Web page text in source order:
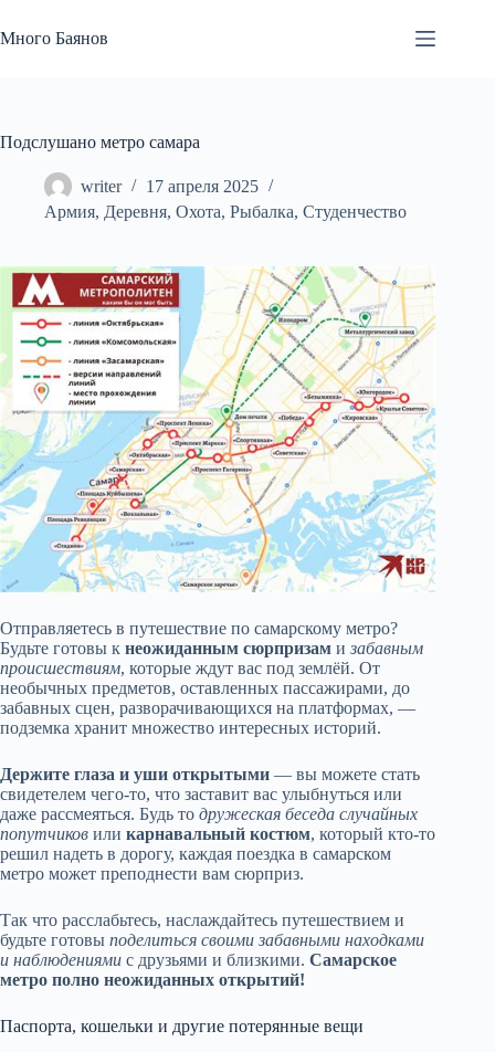
к
сути
Много Баянов
Подслушано метро самара
writer
17 апреля 2025
Армия, Деревня, Охота, Рыбалка, Студенчество
Отправляетесь в путешествие по самарскому метро?
Будьте готовы к неожиданным сюрпризам и забавным
происшествиям, которые ждут вас под землёй. От
необычных предметов, оставленных пассажирами, до
забавных сцен, разворачивающихся на платформах, —
подземка хранит множество интересных историй.
Держите глаза и уши открытыми — вы можете стать
свидетелем чего-то, что заставит вас улыбнуться или
даже рассмеяться. Будь то дружеская беседа случайных
попутчиков или карнавальный костюм, который кто-то
решил надеть в дорогу, каждая поездка в самарском
метро может преподнести вам сюрприз.
Так что расслабьтесь, наслаждайтесь путешествием и
будьте готовы поделиться своими забавными находками
и наблюдениями с друзьями и близкими. Самарское
метро полно неожиданных открытий!
Паспорта, кошельки и другие потерянные вещи